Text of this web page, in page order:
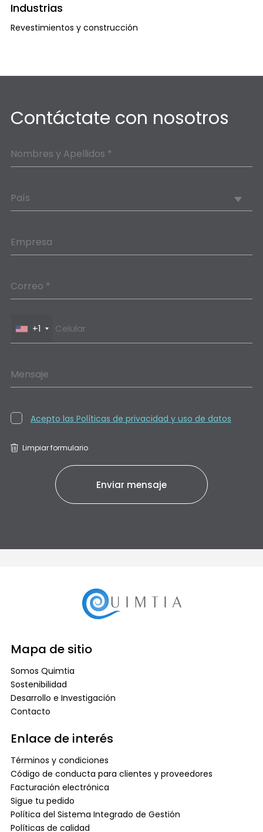
Industrias
Revestimientos y construcción
Contáctate con nosotros
Nombres y Apellidos *
País
Empresa
Correo *
+1
Mensaje
Acepto las Políticas de privacidad y uso de datos
Limpiar formulario
Mapa de sitio
Somos Quimtia
Sostenibilidad
Desarrollo e Investigación
Contacto
Enlace de interés
Términos y condiciones
Código de conducta para clientes y proveedores
Facturación electrónica
Sigue tu pedido
Política del Sistema Integrado de Gestión
Políticas de calidad